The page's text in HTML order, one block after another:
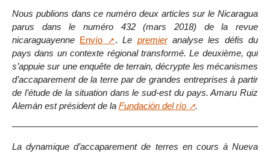
Nous publions dans ce numéro deux articles sur le Nicaragua
parus dans le numéro 432 (mars 2018) de la revue
nicaraguayenne Envío .Le premieranalyse les défis du
pays dans un contexte régional transformé. Le deuxième, qui
s’appuie sur une enquête de terrain, décrypte les mécanismes
d’accaparement de la terre par de grandes entreprises à partir
de l’étude de la situation dans le sud-est du pays. Amaru Ruiz
Alemán est président de la Fundación del río .
La dynamique d’accaparement de terres en cours à Nueva